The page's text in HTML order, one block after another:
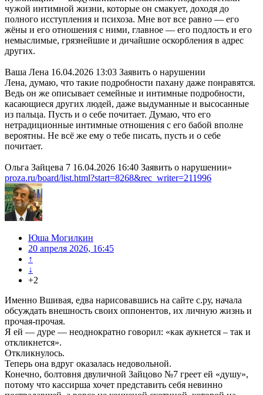
чужой интимной жизни, которые он смакует, доходя до
полного исступления и психоза. Мне вот все равно — его
жёны и его отношения с ними, главное — его подлость и его
немыслимые, грязнейшие и дичайшие оскорбления в адрес
других.
Ваша Лена 16.04.2026 13:03 Заявить о нарушении
Лена, думаю, что такие подробности пахану даже понравятся.
Ведь он же описывает семейные и интимные подробности,
касающиеся других людей, даже выдуманные и высосанные
из пальца. Пусть и о себе почитает. Думаю, что его
нетрадиционные интимные отношения с его бабой вполне
вероятны. Не всё же ему о тебе писать, пусть и о себе
почитает.
Ольга Зайцева 7 16.04.2026 16:40 Заявить о нарушении»
proza.ru/board/list.html?start=8268&rec_writer=211996
Юша Могилкин
20 апреля 2026, 16:45
↑
↓
+2
Именно Вшивая, едва нарисовавшись на сайте с.ру, начала
обсуждать внешность своих оппонентов, их личную жизнь и
прочая-прочая.
Я ей — дуре — неоднократно говорил: «как аукнется – так и
откликнется».
Откликнулось.
Теперь она вдруг оказалась недовольной.
Конечно, болтовня двуличной Зайцово №7 греет ей «душу»,
потому что кассирша хочет представить себя невинно